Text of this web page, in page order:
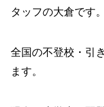
タッフの大倉です。
全国の不登校・引
ます。